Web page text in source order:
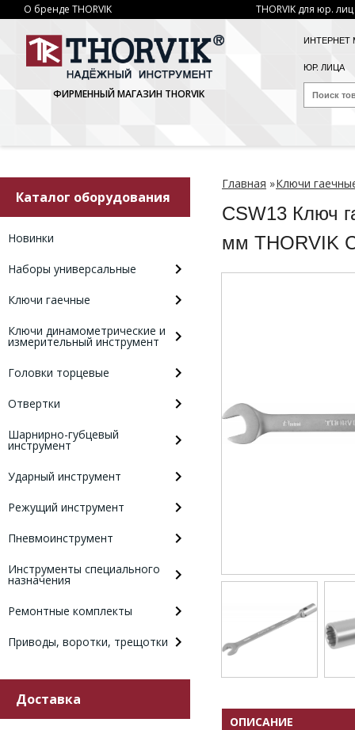
О бренде THORVIK THORVIK для юр. лиц
ФИРМЕННЫЙ МАГАЗИН THORVIK
ИНТЕРНЕТ
ЮР. ЛИЦА
Каталог оборудования
Новинки
Наборы универсальные
Ключи гаечные
Ключи динамометрические и
измерительный инструмент
Головки торцевые
Отвертки
Шарнирно-губцевый
инструмент
Ударный инструмент
Режущий инструмент
Пневмоинструмент
Инструменты специального
назначения
Ремонтные комплекты
Приводы, воротки, трещотки
Доставка
Главная »Ключи
CSW13 Ключ
мм THORVIK
ОПИСАНИЕ